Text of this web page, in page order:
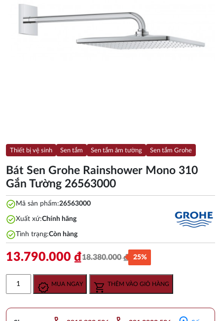
Thiết bị vệ sinh Sen tắm Sen tắm âm tường Sen tắm Grohe
Bát Sen Grohe Rainshower Mono 310
Gắn Tường 26563000
check_circle Mã sản phẩm:26563000
check_circleXuất xứ:Chính hãng
check_circleTình trạng:Còn hàng
18.380.000₫
Giá
gốc
là:
13.790.000 ₫
Giá
hiện
tại
13.790.000 ₫.
25%
Rainshower
MUA NGAY THÊM VÀO GIỎ HÀNG